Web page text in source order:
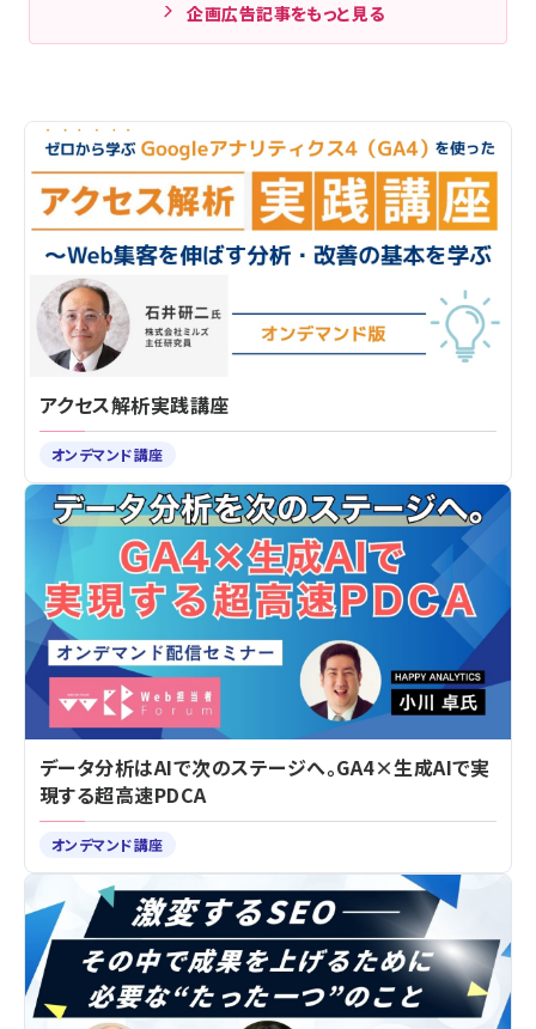
企画広告記事をもっと見る
アクセス解析実践講座
オンデマンド講座
データ分析はAIで次のステージへ。GA4×生成AIで実
現する超高速PDCA
オンデマンド講座